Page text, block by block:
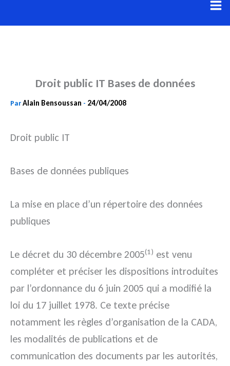
au
Droit public IT Bases de données
ParAlain Bensoussan - 24/04/2008
Droit public IT
Bases de données publiques
La mise en place d’un répertoire des données
publiques
Le décret du 30 décembre 2005(1) est venu
compléter et préciser les dispositions introduites
par l’ordonnance du 6 juin 2005 qui a modifié la
loi du 17 juillet 1978. Ce texte précise
notamment les règles d’organisation de la CADA,
les modalités de publications et de
communication des documents par les autorités,